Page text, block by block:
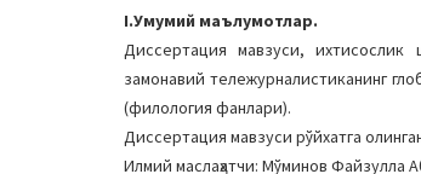
I.Умумий маълумотлар.
Диссертация мавзуси,
замонавий тележурналистиканинг
(филология фанлари).
Диссертация мавзуси рўйхатга
Илмий маслаҳатчи: Мўминов